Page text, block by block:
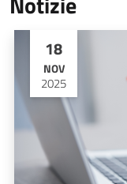
18
NOV
2025